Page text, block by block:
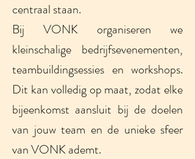
centraal staan.
Bij VONK organiseren we
kleinschalige bedrijfsevenementen,
teambuildingsessies en workshops.
Dit kan volledig op maat, zodat elke
bijeenkomst aansluit bij de doelen
van jouw team en de unieke sfeer
van VONK ademt.